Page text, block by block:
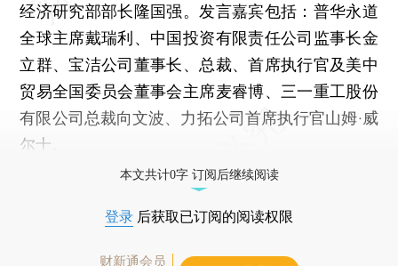
经济研究部部长隆国强。发言嘉宾包括：普华永道
全球主席戴瑞利、中国投资有限责任公司监事长金
立群、宝洁公司董事长、总裁、首席执行官及美中
贸易全国委员会董事会主席麦睿博、三一重工股份
有限公司总裁向文波、力拓公司首席执行官山姆·威
尔士。
本文共计0字 订阅后继续阅读
登录 后获取已订阅的阅读权限
财新通会员